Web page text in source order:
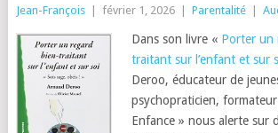
Jean-François février 1, 2026 Parentalité
Dans son livre « Porter un
traitant sur l’enfant et sur
Deroo, éducateur de
psychopraticien,
Enfance » nous alerte sur